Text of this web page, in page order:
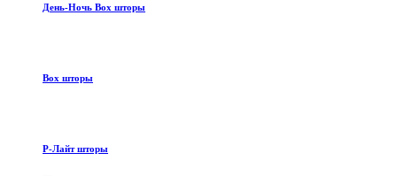
День-Ночь Box шторы
Box шторы
Р-Лайт шторы